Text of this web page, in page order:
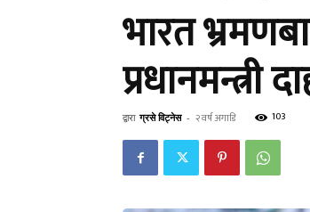
भारत
प्रधानमन्त्री
द्वारा ग्रसे विट्नेस - २ वर्ष अगाडि 103